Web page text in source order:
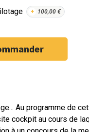
+ 100,00 €
Au programme de
cockpit au cours de